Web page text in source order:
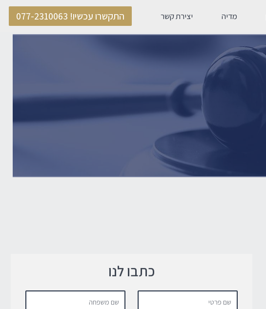
מדיה יצירת קשר התקשרו עכשיו! 077-2310063
כתבו לנו